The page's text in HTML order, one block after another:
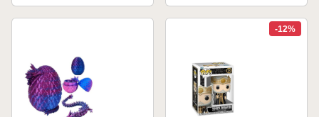
HOTD y GOT,
-12%